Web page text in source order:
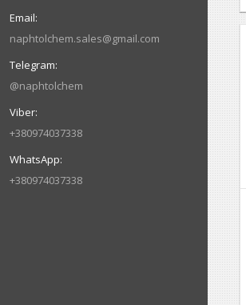
naphtolchem.sales@gmail.com
@naphtolchem
+380974037338
+380974037338